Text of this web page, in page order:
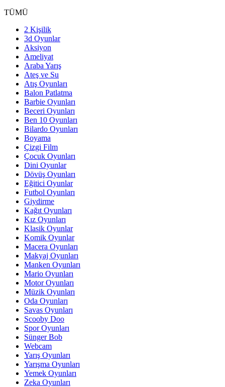
TÜMÜ
2 Kişilik
3d Oyunlar
Aksiyon
Ameliyat
Araba Yarış
Ateş ve Su
Atış Oyunları
Balon Patlatma
Barbie Oyunları
Beceri Oyunları
Ben 10 Oyunları
Bilardo Oyunları
Boyama
Çizgi Film
Çocuk Oyunları
Dini Oyunlar
Dövüş Oyunları
Eğitici Oyunlar
Futbol Oyunları
Giydirme
Kağıt Oyunları
Kız Oyunları
Klasik Oyunlar
Komik Oyunlar
Macera Oyunları
Makyaj Oyunları
Manken Oyunları
Mario Oyunları
Motor Oyunları
Müzik Oyunları
Oda Oyunları
Savas Oyunları
Scooby Doo
Spor Oyunları
Sünger Bob
Webcam
Yarış Oyunları
Yarışma Oyunları
Yemek Oyunları
Zeka Oyunları